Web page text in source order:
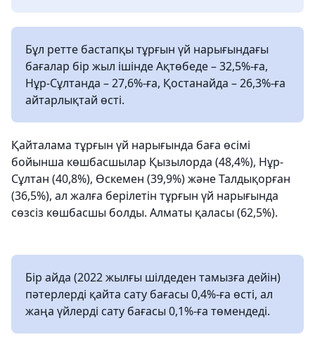
Бұл ретте бастапқы тұрғын үй нарығындағы
бағалар бір жыл ішінде Ақтөбеде – 32,5%-ға,
Нұр-Сұлтанда – 27,6%-ға, Қостанайда – 26,3%-ға
айтарлықтай өсті.
Қайталама тұрғын үй нарығында баға өсімі
бойынша көшбасшылар Қызылорда (48,4%), Нұр-
Сұлтан (40,8%), Өскемен (39,9%) және Талдықорған
(36,5%), ал жалға берілетін тұрғын үй нарығында
сөзсіз көшбасшы болды. Алматы қаласы (62,5%).
Бір айда (2022 жылғы шілдеден тамызға дейін)
пәтерлерді қайта сату бағасы 0,4%-ға өсті, ал
жаңа үйлерді сату бағасы 0,1%-ға төмендеді.